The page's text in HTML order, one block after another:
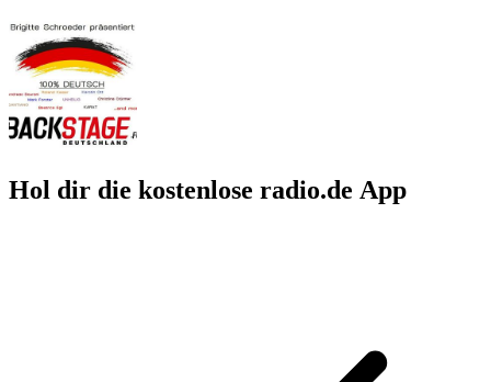
Hol dir die kostenlose radio.de App